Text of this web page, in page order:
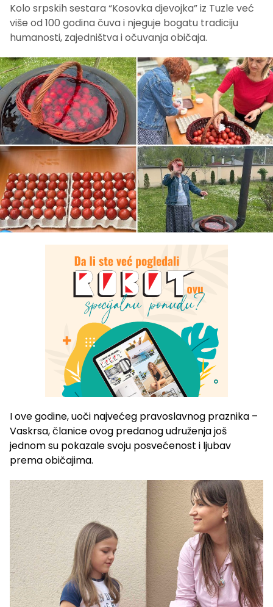
Kolo srpskih sestara “Kosovka djevojka” iz Tuzle već
više od 100 godina čuva i njeguje bogatu tradiciju
humanosti, zajedništva i očuvanja običaja.
I ove godine, uoči najvećeg pravoslavnog praznika –
Vaskrsa, članice ovog predanog udruženja još
jednom su pokazale svoju posvećenost i ljubav
prema običajima.